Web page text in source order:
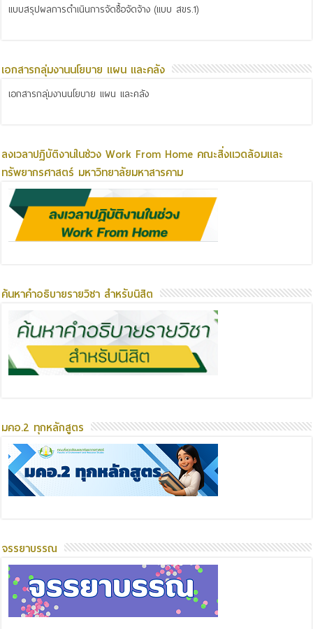
แบบสรุปผลการดำเนินการจัดซื้อจัดจ้าง (แบบ สขร.1)
เอกสารกลุ่มงานนโยบาย แผน และคลัง
เอกสารกลุ่มงานนโยบาย แผน และคลัง
ลงเวลาปฏิบัติงานในช่วง Work From Home คณะสิ่งแวดล้อมและ
ทรัพยากรศาสตร์ มหาวิทยาลัยมหาสารคาม
ค้นหาคำอธิบายรายวิชา สำหรับนิสิต
มคอ.2 ทุกหลักสูตร
จรรยาบรรณ